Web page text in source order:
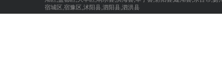
宿城区,宿豫区,沭阳县,泗阳县,泗洪县